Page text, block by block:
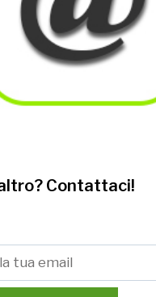
Contattaci!